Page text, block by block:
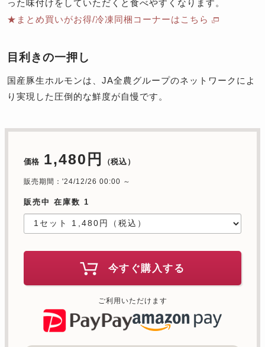
った味付けをしていただくと食べやすくなります。
★まとめ買いがお得/冷凍同梱コーナーはこちら
目利きの一押し
国産豚生ホルモンは、JA全農グループのネットワークによ
り実現した圧倒的な鮮度が自慢です。
価格 1,480円 （税込）
販売期間：'24/12/26 00:00 ～
販売中 在庫数 1
今すぐ購入する
ご利用いただけます